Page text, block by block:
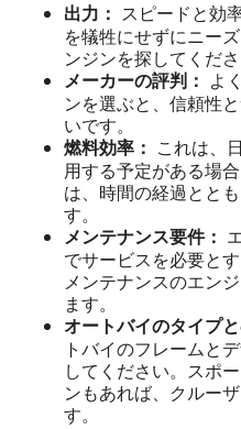
出力： スピードと効
を犠牲にせずにニー
ンジンを探してくださ
メーカーの評判：
よ
ンを選ぶと、信頼性
いです。
燃料効率：
これは、
用する予定がある場
は、時間の経過とと
す。
メンテナンス要件：
でサービスを必要と
メンテナンスのエン
ます。
オートバイのタイプ
トバイのフレームと
してください。スポ
ンもあれば、クルー
す。